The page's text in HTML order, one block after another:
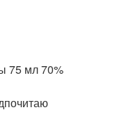
75 мл 70%